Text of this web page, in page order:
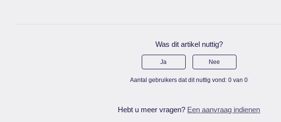
Was dit artikel nuttig?
Ja Nee
Aantal gebruikers dat dit nuttig vond: 0 van 0
Hebt u meer vragen? Een aanvraag indienen